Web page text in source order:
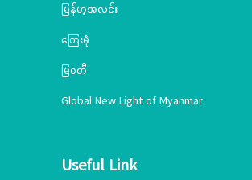
မြန်မာ့အလင်း
ကြေးမုံ
မြဝတီ
Global New Light of Myanmar
Useful Link